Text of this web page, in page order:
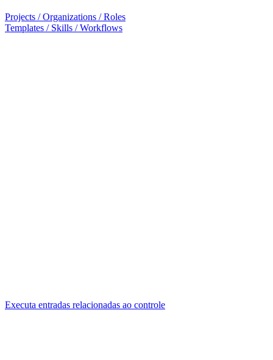
Projects / Organizations / Roles
Templates / Skills / Workflows
Executa entradas relacionadas ao controle